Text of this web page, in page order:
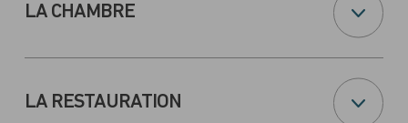
LA CHAMBRE
LA RESTAURATION